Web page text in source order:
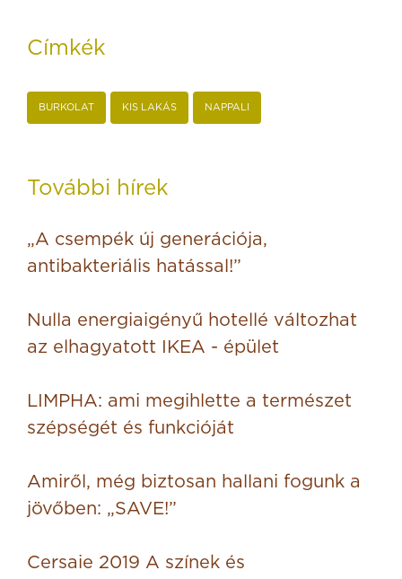
Címkék
BURKOLAT KIS LAKÁS NAPPALI
További hírek
„A csempék új generációja,
antibakteriális hatással!”
Nulla energiaigényű hotellé változhat
az elhagyatott IKEA - épület
LIMPHA: ami megihlette a természet
szépségét és funkcióját
Amiről, még biztosan hallani fogunk a
jövőben: „SAVE!”
Cersaie 2019 A színek és